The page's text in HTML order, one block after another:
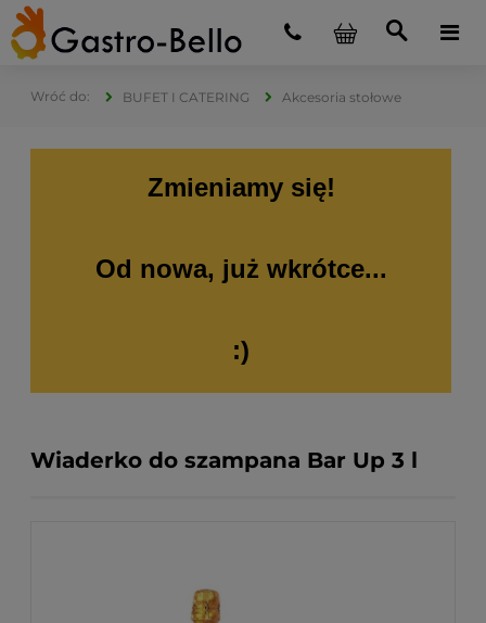
BUFET I CATERING Akcesoria stołowe
Zmieniamy się!
Od nowa, już wkrótce...
:)
Wiaderko do szampana Bar Up 3 l